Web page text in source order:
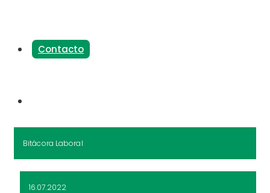
Contacto
Bitácora Laboral
16.07.2022